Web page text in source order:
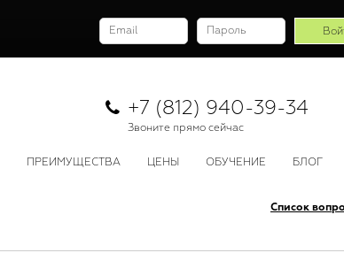
+7 (812) 940-39-34
Звоните прямо сейчас
ПРЕИМУЩЕСТВА ЦЕНЫ ОБУЧЕНИЕ БЛОГ
Список